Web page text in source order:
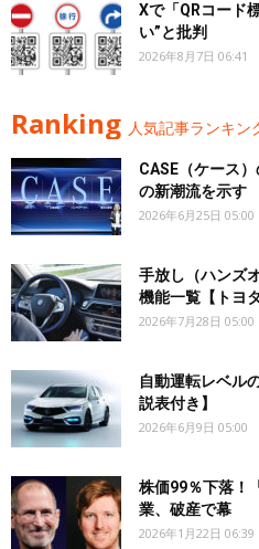
Xで「QRコード
い”と批判
2026年8月7日 06:41
Ranking 人気記事ランキン
CASE（ケース
の新潮流を示す
2026年6月25日 05:00
手放し（ハンズ
機能一覧【トヨ
2026年7月28日 05:00
自動運転レベル
説表付き】
2026年6月9日 05:00
株価99％下落！
業、破産で幕
2026年1月22日 06:39